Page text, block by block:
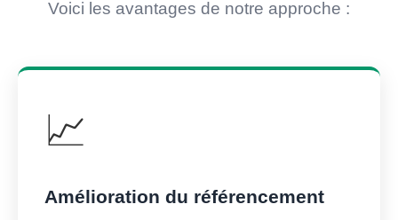
Voici les avantages de notre approche :
📈
Amélioration du référencement